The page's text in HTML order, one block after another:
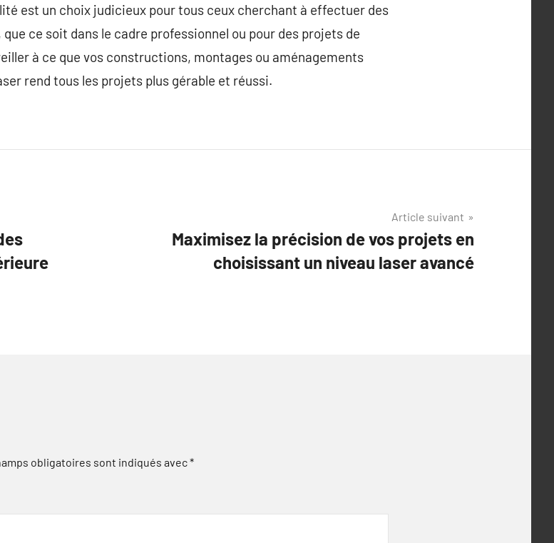
est un choix judicieux pour tous ceux cherchant à effectuer des
ce soit dans le cadre professionnel ou pour des projets de
à ce que vos constructions, montages ou aménagements
rend tous les projets plus gérable et réussi.
Article suivant
Maximisez la précision de vos projets en
choisissant un niveau laser avancé
obligatoires sont indiqués avec*